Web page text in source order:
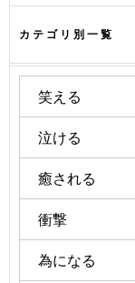
カテゴリ別一覧
笑える
泣ける
癒される
衝撃
為になる